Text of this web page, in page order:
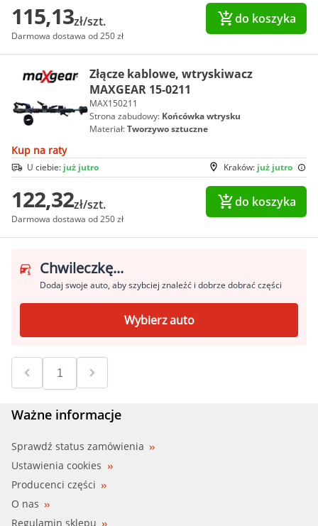
115,13zł/szt.
Darmowa dostawa od 250 zł
do koszyka
Złącze kablowe, wtryskiwacz
MAXGEAR 15-0211
MAX150211
Strona zabudowy: Końcówka wtrysku
Materiał:Tworzywo sztuczne
Kup na raty
Kraków: już jutro
U ciebie: już jutro
122,32zł/szt.
Darmowa dostawa od 250 zł
do koszyka
Chwileczkę...
Dodaj swoje auto, aby szybciej znaleźć i dobrze dobrać części
Wybierz auto
Ważne informacje
Sprawdź status zamówienia
Ustawienia cookies
Producenci części
O nas
Regulamin sklepu